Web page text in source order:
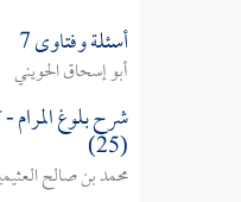
أسئلة وفتاوى 7
أبو إسحاق الحويني
شرح بلوغ المرام
(25)
محمد بن صالح